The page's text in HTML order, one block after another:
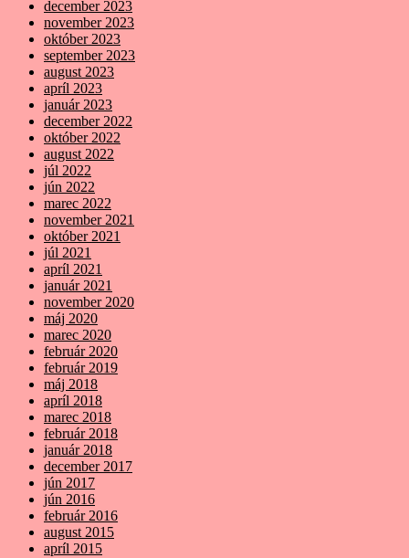
december 2023
november 2023
október 2023
september 2023
august 2023
apríl 2023
január 2023
december 2022
október 2022
august 2022
júl 2022
jún 2022
marec 2022
november 2021
október 2021
júl 2021
apríl 2021
január 2021
november 2020
máj 2020
marec 2020
február 2020
február 2019
máj 2018
apríl 2018
marec 2018
február 2018
január 2018
december 2017
jún 2017
jún 2016
február 2016
august 2015
apríl 2015